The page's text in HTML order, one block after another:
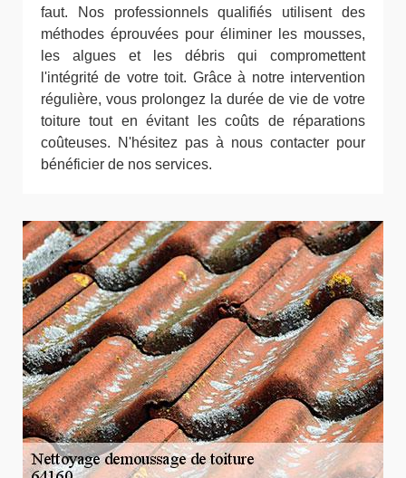
faut. Nos professionnels qualifiés utilisent des
méthodes éprouvées pour éliminer les mousses,
les algues et les débris qui compromettent
l'intégrité de votre toit. Grâce à notre intervention
régulière, vous prolongez la durée de vie de votre
toiture tout en évitant les coûts de réparations
coûteuses. N'hésitez pas à nous contacter pour
bénéficier de nos services.